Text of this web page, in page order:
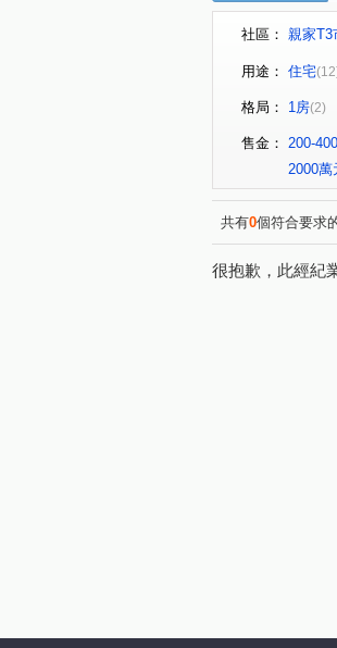
社區： 親家T3
NTC
名媛貴族
市政路
益昌六
惠中路
新富路
用途： 住宅
格局： 1房(2)
售金： 200-
2000萬
共有0個符合要求
很抱歉，此經紀